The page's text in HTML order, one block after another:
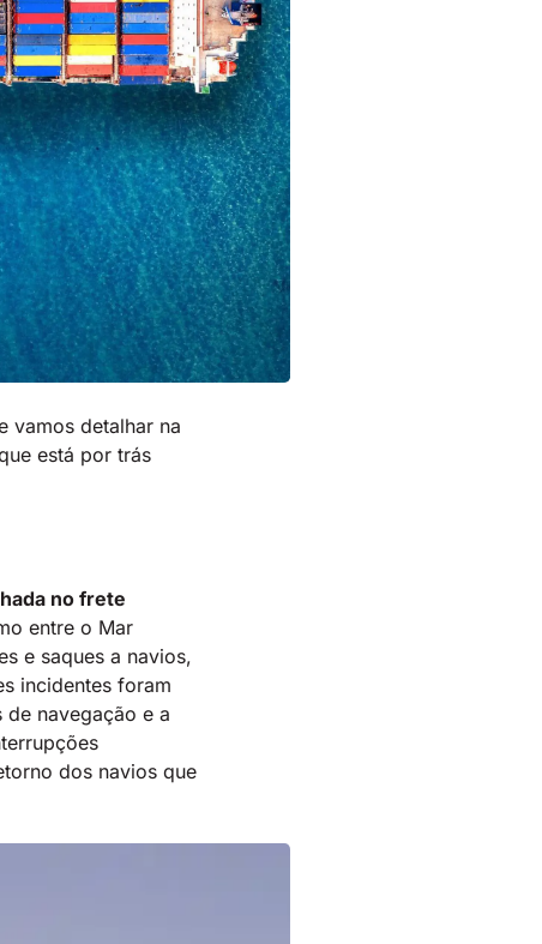
vamos detalhar na
está por trás
no frete
entre o Mar
e saques a navios,
incidentes foram
navegação e a
dos navios que